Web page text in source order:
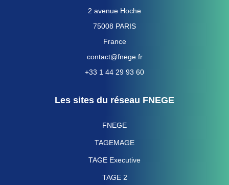
2 avenue Hoche
75008 PARIS
France
contact@fnege.fr
+33 1 44 29 93 60
Les sites du réseau FNEGE
FNEGE
TAGEMAGE
TAGE Executive
TAGE 2